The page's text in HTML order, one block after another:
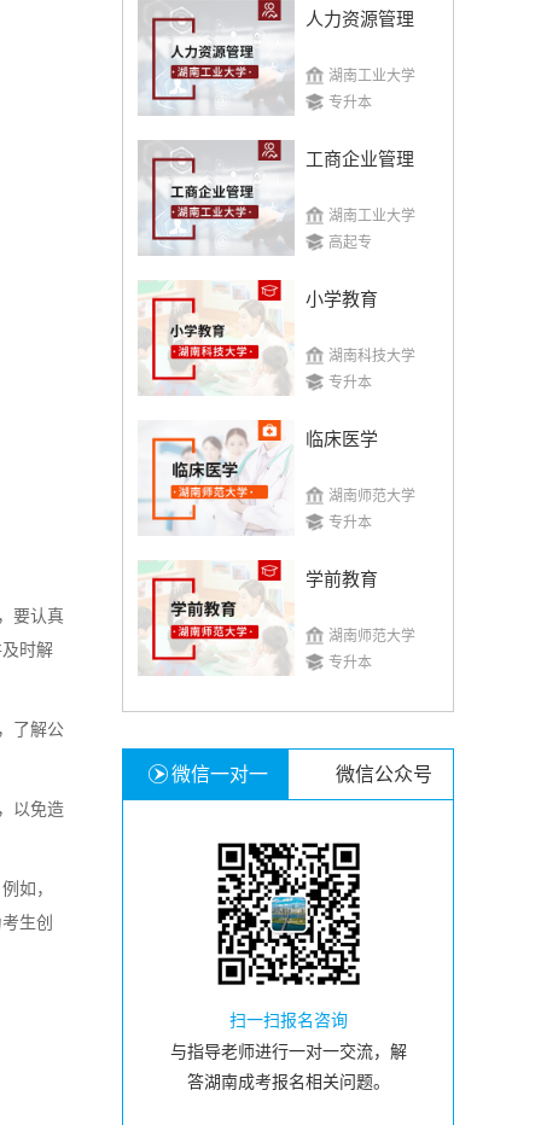
要认真
时解
了解公
以免造
如，
生创
人力资源管理
湖南工业大学
专升本
工商企业管理
湖南工业大学
高起专
小学教育
湖南科技大学
专升本
临床医学
湖南师范大学
专升本
学前教育
湖南师范大学
专升本
微信一对一 微信公众号
扫一扫报名咨询
与指导老师进行一对一交流，解
答湖南成考报名相关问题。